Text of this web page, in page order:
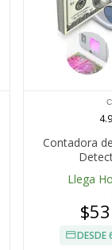
4.9
Contadora
Llega
DESDE